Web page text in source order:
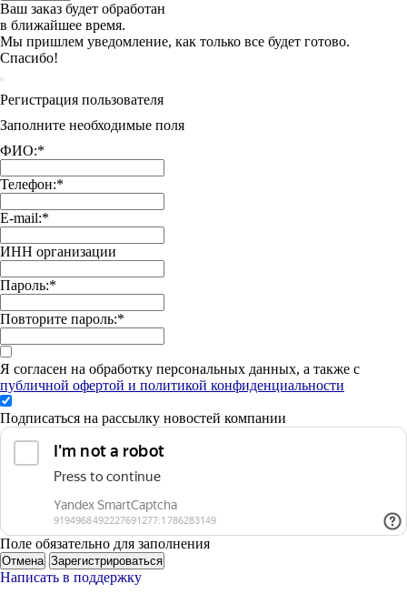
Ваш заказ будет обработан
в ближайшее время.
Мы пришлем уведомление, как только все будет готово.
Спасибо!
Регистрация пользователя
Заполните необходимые поля
ФИО:*
Телефон:*
E-mail:*
ИНН организации
Пароль:*
Повторите пароль:*
Я согласен на обработку персональных данных, а также с
публичной офертой и политикой конфиденциальности
Подписаться на рассылку новостей компании
Поле обязательно для заполнения
Отмена Зарегистрироваться
Написать в поддержку